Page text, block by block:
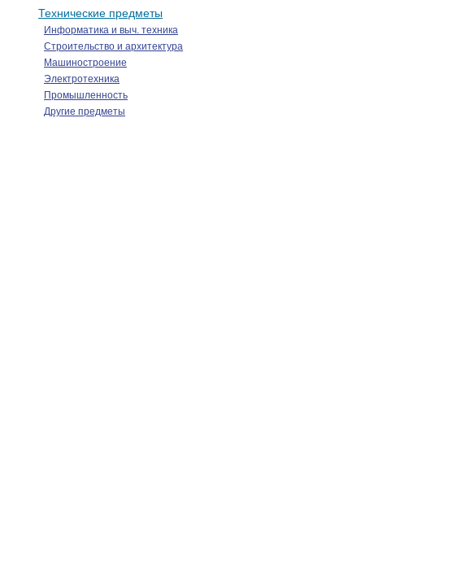
Технические предметы
Информатика и выч. техника
Строительство и архитектура
Машиностроение
Электротехника
Промышленность
Другие предметы